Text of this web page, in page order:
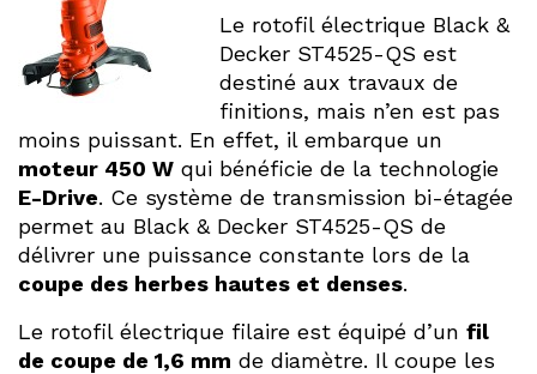
Le rotofil électrique Black &
Decker ST4525-QS est
destiné aux travaux de
finitions, mais n’en est pas
moins puissant. En effet, il embarque un
moteur 450 W qui bénéficie de la technologie
E-Drive. Ce système de transmission bi-étagée
permet au Black & Decker ST4525-QS de
délivrer une puissance constante lors de la
coupe des herbes hautes et denses.
Le rotofil électrique filaire est équipé d’un fil
de coupe de 1,6 mm de diamètre. Il coupe les